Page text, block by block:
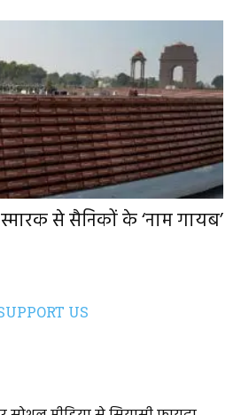
स्मारक से सैनिकों के ‘नाम गायब’
US